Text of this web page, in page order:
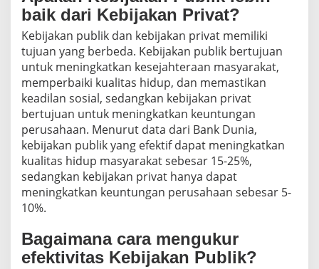
baik dari Kebijakan Privat?
Kebijakan publik dan kebijakan privat memiliki
tujuan yang berbeda. Kebijakan publik bertujuan
untuk meningkatkan kesejahteraan masyarakat,
memperbaiki kualitas hidup, dan memastikan
keadilan sosial, sedangkan kebijakan privat
bertujuan untuk meningkatkan keuntungan
perusahaan. Menurut data dari Bank Dunia,
kebijakan publik yang efektif dapat meningkatkan
kualitas hidup masyarakat sebesar 15-25%,
sedangkan kebijakan privat hanya dapat
meningkatkan keuntungan perusahaan sebesar 5-
10%.
Bagaimana cara mengukur
efektivitas Kebijakan Publik?